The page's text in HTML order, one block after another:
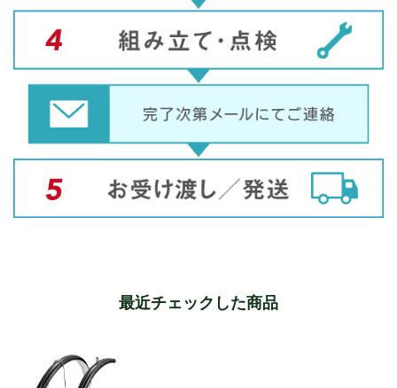
最近チェックした商品